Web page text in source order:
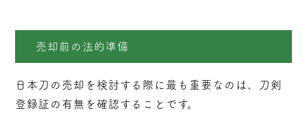
売却前の法的準備
日本刀の売却を検討する際に最も重要なのは、刀剣
登録証の有無を確認することです。